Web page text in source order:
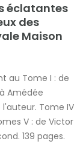
éclatantes
des
Maison
au Tome I : de
Amédée
Tome IV
V : de Victor
139 pages.